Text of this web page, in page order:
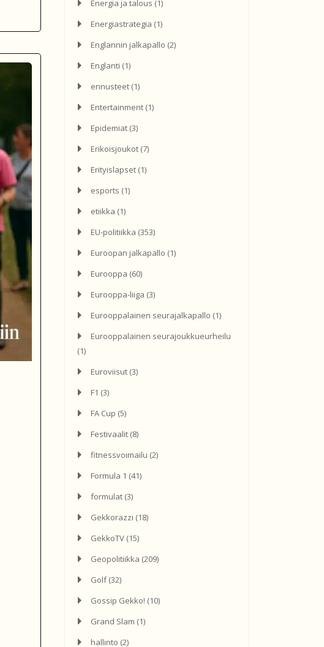
Energia ja talous (1)
Energiastrategia (1)
Englannin jalkapallo (2)
Englanti (1)
ennusteet (1)
Entertainment (1)
Epidemiat (3)
Erikoisjoukot (7)
Erityislapset (1)
esports (1)
etiikka (1)
EU-politiikka (353)
Euroopan jalkapallo (1)
Eurooppa (60)
Eurooppa-liiga (3)
Eurooppalainen seurajalkapallo (1)
Eurooppalainen seurajoukkueurheilu
(1)
Euroviisut (3)
F1 (3)
FA Cup (5)
Festivaalit (8)
fitnessvoimailu (2)
Formula 1 (41)
formulat (3)
Gekkorazzi (18)
GekkoTV (15)
Geopolitiikka (209)
Golf(32)
Gossip Gekko! (10)
Grand Slam (1)
hallinto (2)